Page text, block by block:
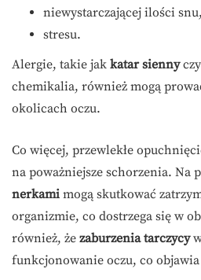
niewystarczającej ilości snu,
stresu.
Alergie, takie jak katar sienny
chemikalia, również mogą
okolicach oczu.
Co więcej, przewlekłe
na poważniejsze schorzenia. Na
nerkami mogą skutkować
organizmie, co dostrzega się w
również, że zaburzenia tarczycy
funkcjonowanie oczu, co